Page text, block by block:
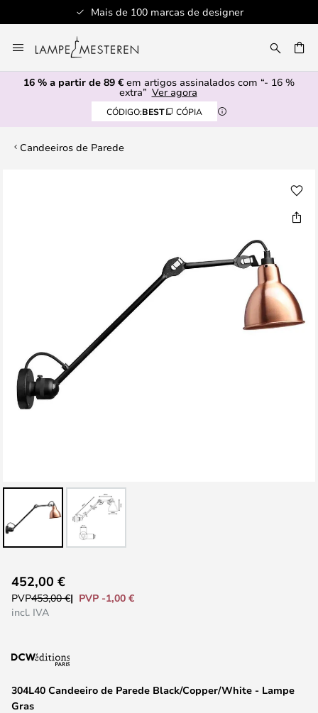
Mais de 100 marcas de designer
para
o
Conteúdo
16 % a partir de 89 € em artigos assinalados com “- 16 %
extra” Ver agora
CÓDIGO:BEST CÓPIA
Candeeiros de Parede
para
Galeria
imagens
304L40 Candeeiro de Parede Black/Copper/White - Lampe
Gras
452,00 €
PVP453,00 €
PVP -1,00 €
incl. IVA